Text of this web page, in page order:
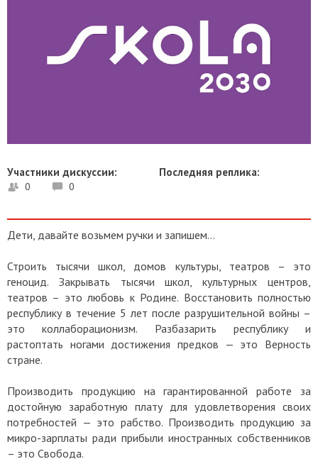
Участники дискуссии:
0 0
Последняя реплика:
Дети, давайте возьмем ручки и запишем…
Строить тысячи школ, домов культуры, театров – это
геноцид. Закрывать тысячи школ, культурных центров,
театров – это любовь к Родине. Восстановить полностью
республику в течение 5 лет после разрушительной войны –
это коллаборационизм. Разбазарить республику и
растоптать ногами достижения предков — это Верность
стране.
Производить продукцию на гарантированной работе за
достойную заработную плату для удовлетворения своих
потребностей — это рабство. Производить продукцию за
микро-зарплаты ради прибыли иностранных собственников
– это Свобода.